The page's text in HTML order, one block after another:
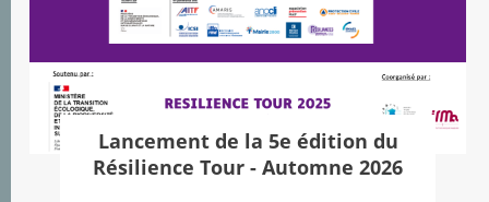
Lancement de la 5e édition du
Résilience Tour - Automne 2026